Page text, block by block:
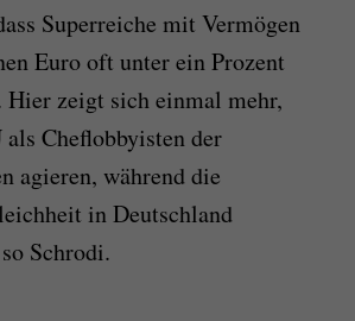
Superreiche mit Vermögen
Euro oft unter ein Prozent
Hier zeigt sich einmal mehr,
als Cheflobbyisten der
agieren, während die
in Deutschland
Schrodi.